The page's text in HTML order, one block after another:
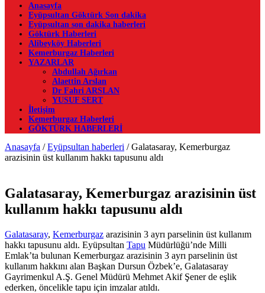
Anasayfa
Eyüpsultan Göktürk Son dakika
Eyüpsultan son dakika haberleri
Göktürk Haberleri
Alibeyköy Haberleri
Kemerburgaz Haberleri
YAZARLAR
Abdullah Ağırkan
Alaettin Arslan
Dr Fahri ARSLAN
YUSUF SERT
İletişim
Kemerburgaz Haberleri
GÖKTÜRK HABERLERİ
Anasayfa / Eyüpsultan haberleri / Galatasaray, Kemerburgaz
arazisinin üst kullanım hakkı tapusunu aldı
Galatasaray, Kemerburgaz arazisinin üst
kullanım hakkı tapusunu aldı
Galatasaray, Kemerburgaz arazisinin 3 ayrı parselinin üst kullanım
hakkı tapusunu aldı. Eyüpsultan Tapu Müdürlüğü’nde Milli
Emlak’ta bulunan Kemerburgaz arazisinin 3 ayrı parselinin üst
kullanım hakkını alan Başkan Dursun Özbek’e, Galatasaray
Gayrimenkul A.Ş. Genel Müdürü Mehmet Akif Şener de eşlik
ederken, öncelikle tapu için imzalar atıldı.